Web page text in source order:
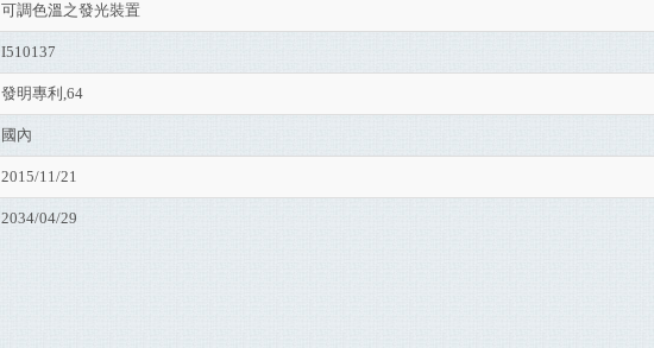
可調色溫之發光裝置
I510137
發明專利,64
國內
2015/11/21
2034/04/29